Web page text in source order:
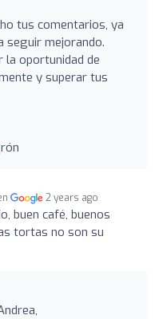
tus comentarios, ya
seguir mejorando.
la oportunidad de
y superar tus
2 years ago
buen café, buenos
tortas no son su